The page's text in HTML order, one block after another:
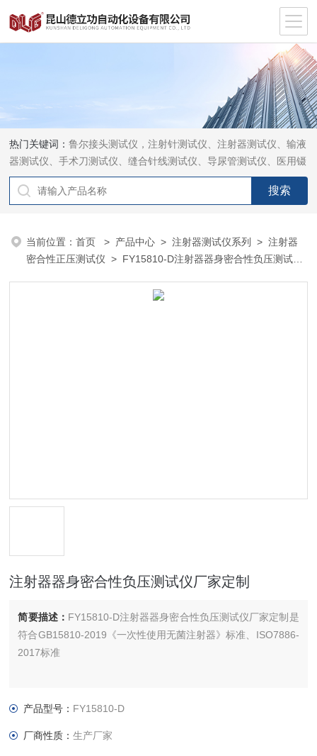
热门关键词：鲁尔接头测试仪，注射针测试仪、注射器测试仪、输液
器测试仪、手术刀测试仪、缝合针线测试仪、导尿管测试仪、医用镊
钳测试仪、导引管导丝测试仪、针灸针测试仪、留置针测试仪
当前位置：首页 > 产品中心 >注射器测试仪系列 >注射器
密合性正压测试仪 > FY15810-D注射器器身密合性负压测试仪
注射器器身密合性负压测试仪厂家定制
简要描述： FY15810-D注射器器身密合性负压测试仪厂家定制是
符合GB15810-2019《一次性使用无菌注射器》标准、ISO7886-
2017标准
产品型号： FY15810-D
厂商性质：生产厂家